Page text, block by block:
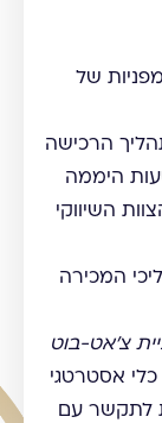
של
הרכישה
היממה
השיווקי
המכירה
צ'אט-בוט
כלי אסטרטגי
לתקשר עם